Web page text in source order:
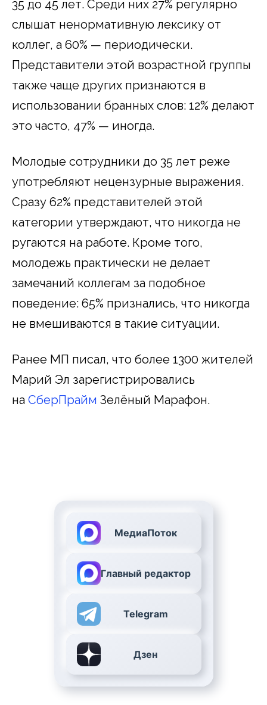
35 до 45 лет. Среди них 27% регулярно
слышат ненормативную лексику от
коллег, а 60% — периодически.
Представители этой возрастной группы
также чаще других признаются в
использовании бранных слов: 12% делают
это часто, 47% — иногда.
Молодые сотрудники до 35 лет реже
употребляют нецензурные выражения.
Сразу 62% представителей этой
категории утверждают, что никогда не
ругаются на работе. Кроме того,
молодежь практически не делает
замечаний коллегам за подобное
поведение: 65% признались, что никогда
не вмешиваются в такие ситуации.
Ранее МП писал, что более 1300 жителей
Марий Эл зарегистрировались
на СберПрайм Зелёный Марафон.
МедиаПоток
Главный редактор
Telegram
Дзен